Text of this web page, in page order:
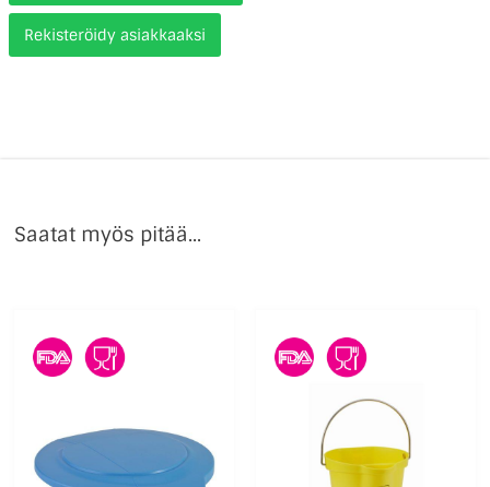
Rekisteröidy asiakkaaksi
Saatat myös pitää...